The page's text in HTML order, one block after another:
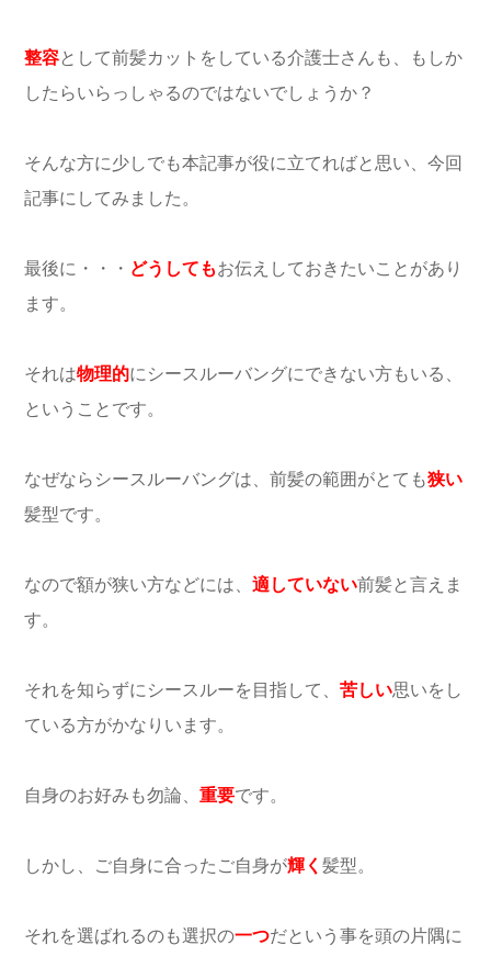
整容として前髪カットをしている介護士さんも、もしか
したらいらっしゃるのではないでしょうか？
そんな方に少しでも本記事が役に立てればと思い、今回
記事にしてみました。
最後に・・・ どうしてもお伝えしておきたいことがあり
ます。
それは物理的にシースルーバングにできない方もいる、
ということです。
なぜならシースルーバングは、前髪の範囲がとても狭い
髪型です。
なので額が狭い方などには、 適していない前髪と言えま
す。
それを知らずにシースルーを目指して、 苦しい思いをし
ている方がかなりいます。
自身のお好みも勿論、 重要です。
しかし、ご自身に合ったご自身が輝く 髪型。
それを選ばれるのも選択の一つだという事を頭の片隅に